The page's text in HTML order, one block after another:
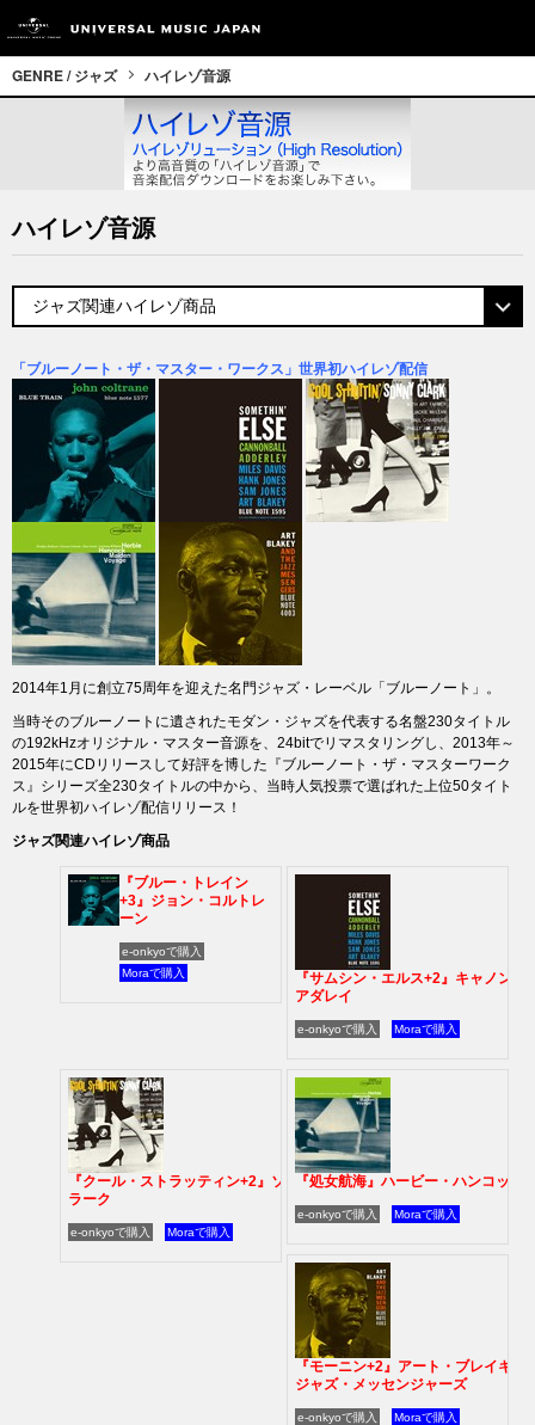
GENRE / ジャズ ハイレゾ音源
ハイレゾ音源
「ブルーノート・ザ・マスター・ワークス」世界初ハイレゾ配信
2014年1月に創立75周年を迎えた名門ジャズ・レーベル「ブルーノート」。
当時そのブルーノートに遺されたモダン・ジャズを代表する名盤230タイトル
の192kHzオリジナル・マスター音源を、24bitでリマスタリングし、2013年～
2015年にCDリリースして好評を博した『ブルーノート・ザ・マスターワーク
ス』シリーズ全230タイトルの中から、当時人気投票で選ばれた上位50タイト
ルを世界初ハイレゾ配信リリース！
ジャズ関連ハイレゾ商品
『ブルー・トレイン
+3』ジョン・コルトレ
ーン
e-onkyoで購入
Moraで購入
『サムシン・エルス+2』キャノンボ
アダレイ
e-onkyoで購入 Moraで購入
『クール・ストラッティン+2』ソニー・ク
ラーク
e-onkyoで購入 Moraで購入
『処女航海』ハービー・ハンコック
e-onkyoで購入 Moraで購入
『モーニン+2』アート・ブレイキー
ジャズ・メッセンジャーズ
e-onkyoで購入 Moraで購入